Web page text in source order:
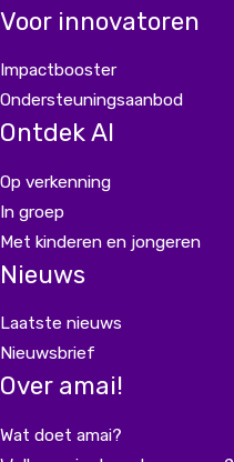
Voor innovatoren
Impactbooster
Ondersteuningsaanbod
Ontdek AI
Op verkenning
In groep
Met kinderen en jongeren
Nieuws
Laatste nieuws
Nieuwsbrief
Over amai!
Wat doet amai?